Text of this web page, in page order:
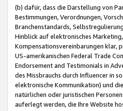
(b) dafür, dass die Darstellung von
Bestimmungen, Verordnungen,
Branchenstandards,
Hinblick auf elektronisches
Kompensationsvereinbarungen klar,
US-amerikanischen Federal Trade
Endorsement and Testimonials in
des Missbrauchs durch Influencer in
elektronische Kommunikation) und
natürlichen oder juristischen
auferlegt werden, die Ihre Website